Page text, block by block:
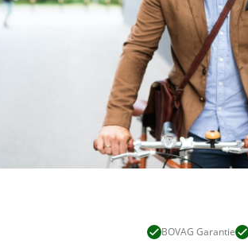
BOVAG Garantie